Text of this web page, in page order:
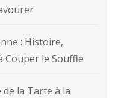
: Histoire,
Couper le Souffle
la Tarte à la